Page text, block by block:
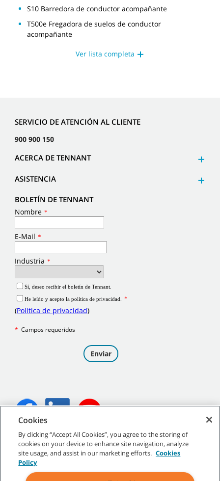
S10 Barredora de conductor acompañante
T500e Fregadora de suelos de conductor
acompañante
Ver lista completa
SERVICIO DE ATENCIÓN AL CLIENTE
900 900 150
ACERCA DE TENNANT
ASISTENCIA
BOLETÍN DE TENNANT
2026 Tennant Company. Todos los derechos reservados.
Cookies
By clicking “Accept All Cookies”, you agree to the storing of
cookies on your device to enhance site navigation, analyze
site usage, and assist in our marketing efforts. Cookies
Policy